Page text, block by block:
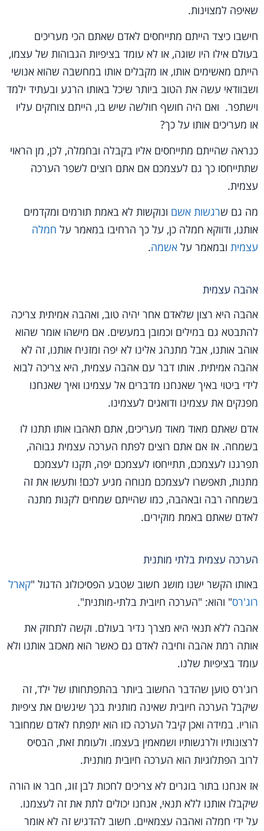
שאיפה למצוינות.
חישבו כיצד הייתם מתייחסים לאדם שאתם הכי מעריכים
בעולם אילו היו שוגה, או לא עומד בציפיות הגבוהות של עצמו,
הייתם מאשימים אותו, או מקבלים אותו במחשבה שהוא אנושי
ושבוודאי עשה את הטוב ביותר שיכל באותו הרגע ובעתיד ילמד
וישתפר. ואם היה חושף חולשה שיש בו, הייתם צוחקים עליו
או מעריכים אותו על כך?
כנראה שהייתם מתייחסים אליו בקבלה ובחמלה, לכן, מן הראוי
שתתייחסו כך גם לעצמכם אם אתם רוצים לשפר הערכה
עצמית.
מה גם שרגשות אשם ונוקשות לא באמת תורמים ומקדמים
אותנו, ודווקא חמלה כן, על כך הרחיבו במאמר על חמלה
עצמית ובמאמר על אשמה.
אהבה עצמית
אהבה היא רצון שלאדם אחר יהיה טוב, ואהבה אמיתית צריכה
להתבטא גם במילים וכמובן במעשים. אם מישהו אומר שהוא
אוהב אותנו, אבל מתנהג אלינו לא יפה ומזניח אותנו, זה לא
אהבה אמיתית. אותו דבר עם אהבה עצמית, היא צריכה לבוא
לידי ביטוי באיך שאנחנו מדברים אל עצמינו ואיך שאנחנו
מפנקים את עצמינו ודואגים לעצמינו.
אדם שאתם מאוד מאוד מעריכים, אתם תאהבו אותו תתנו לו
בשמחה. אז אם אתם רוצים לפתח הערכה עצמית גבוהה,
תפרגנו לעצמכם, תתייחסו לעצמכם יפה, תקנו לעצמכם
מתנות, תאפשרו לעצמכם מנוחה מגיע לכם! ותעשו את זה
בשמחה רבה ובאהבה, כמו שהייתם שמחים לקנות מתנה
לאדם שאתם באמת מוקירים.
הערכה עצמית בלתי מותנית
באותו הקשר ישנו מושג חשוב שטבע הפסיכולוג הדגול "קארל
רוג'רס" והוא: "הערכה חיובית בלתי-מותנית".
אהבה ללא תנאי היא מצרך נדיר בעולם. וקשה לתחזק את
אותה רמת אהבה וחיבה לאדם גם כאשר הוא מאכזב אותנו ולא
עומד בציפיות שלנו.
רוג'רס טוען שהדבר החשוב ביותר בהתפתחותו של ילד, זה
שיקבל הערכה חיובית שאינה מותנית בכך שיגשים את ציפיות
הוריו. במידה ואכן קיבל הערכה כזו הוא יתפתח לאדם שמחובר
לרצונותיו ולרגשותיו ושמאמין בעצמו. ולעומת זאת, הבסיס
לרוב הפתלוגיות הוא הערכה חיובית מותנית.
אז אנחנו בתור בוגרים לא צריכים לחכות לבן זוג, חבר או הורה
שיקבלו אותנו ללא תנאי, אנחנו יכולים לתת את זה לעצמנו.
על ידי חמלה ואהבה עצמאיים. חשוב להדגיש זה לא אומר